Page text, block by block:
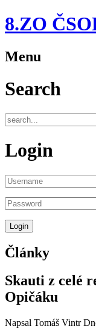
8.ZO
Menu
Search
Login
Články
Skauti z celé
Opičáku
Napsal Tomáš Vintr